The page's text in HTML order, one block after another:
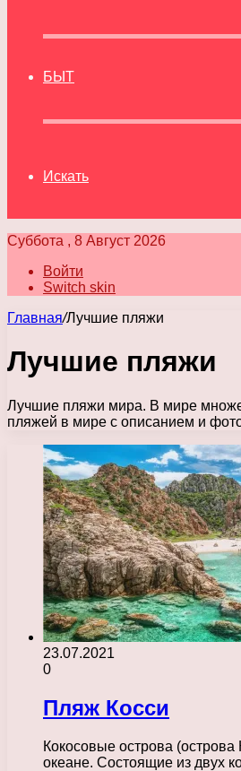
БЫТ
Искать
Суббота , 8 Август 2026
Войти
Switch skin
Главная/Лучшие пляжи
Лучшие пляжи
Лучшие пляжи мира. В мире
пляжей в мире с описанием и
23.07.2021
0
Пляж Косси
Кокосовые острова
океане. Состоящие из двух